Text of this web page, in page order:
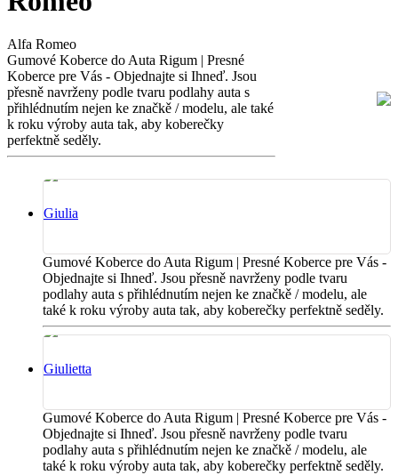
Alfa Romeo
Gumové Koberce do Auta Rigum | Presné
Koberce pre Vás - Objednajte si Ihneď. Jsou
přesně navrženy podle tvaru podlahy auta s
přihlédnutím nejen ke značkě / modelu, ale také
k roku výroby auta tak, aby koberečky
perfektně seděly.
Giulia
Gumové Koberce do Auta Rigum | Presné Koberce pre Vás -
Objednajte si Ihneď. Jsou přesně navrženy podle tvaru
podlahy auta s přihlédnutím nejen ke značkě / modelu, ale
také k roku výroby auta tak, aby koberečky perfektně seděly.
Giulietta
Gumové Koberce do Auta Rigum | Presné Koberce pre Vás -
Objednajte si Ihneď. Jsou přesně navrženy podle tvaru
podlahy auta s přihlédnutím nejen ke značkě / modelu, ale
také k roku výroby auta tak, aby koberečky perfektně seděly.